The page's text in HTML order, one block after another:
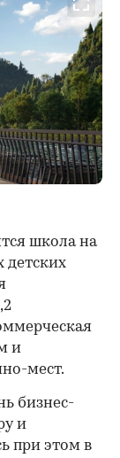
школа на
детских
и
мест.
бизнес-
и
при этом в